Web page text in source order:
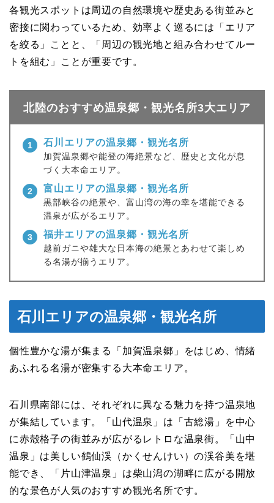
各観光スポットは周辺の自然環境や歴史ある街並みと
密接に関わっているため、効率よく巡るには「エリア
を絞る」ことと、「周辺の観光地と組み合わせてルー
トを組む」ことが重要です。
北陸のおすすめ温泉郷・観光名所3大エリア
1 石川エリアの温泉郷・観光名所
加賀温泉郷や能登の海絶景など、歴史と文化が息
づく大本命エリア。
2 富山エリアの温泉郷・観光名所
黒部峡谷の絶景や、富山湾の海の幸を堪能できる
温泉が広がるエリア。
3 福井エリアの温泉郷・観光名所
越前ガニや雄大な日本海の絶景とあわせて楽しめ
る名湯が揃うエリア。
石川エリアの温泉郷・観光名所
個性豊かな湯が集まる「加賀温泉郷」をはじめ、情緒
あふれる名湯が密集する大本命エリア。
石川県南部には、それぞれに異なる魅力を持つ温泉地
が集結しています。「山代温泉」は「古総湯」を中心
に赤殻格子の街並みが広がるレトロな温泉街。「山中
温泉」は美しい鶴仙渓（かくせんけい）の渓谷美を堪
能でき、「片山津温泉」は柴山潟の湖畔に広がる開放
的な景色が人気のおすすめ観光名所です。